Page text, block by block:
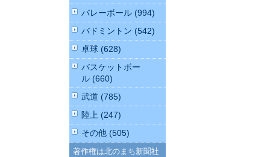
バレーボール (994)
バドミントン (542)
卓球 (628)
バスケットボー
ル (660)
武道 (785)
陸上 (247)
その他 (505)
著作権は北のまち新聞社